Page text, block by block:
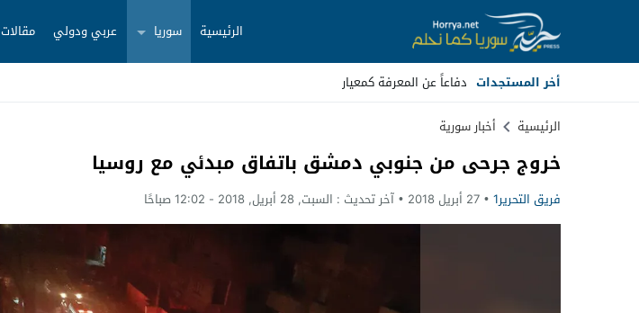
الرئيسية سوريا عربي ودولي مقالات
أخر المستجدات دفاعاً عن المعرفة كمعيار
Stop
Previous
Next
الرئيسية أخبار سورية
خروج جرحى من جنوبي دمشق باتفاق مبدئي مع روسيا
فريق التحرير1 27 أبريل 2018 آخر تحديث : السبت, 28 أبريل, 2018 - 12:02 صباحًا